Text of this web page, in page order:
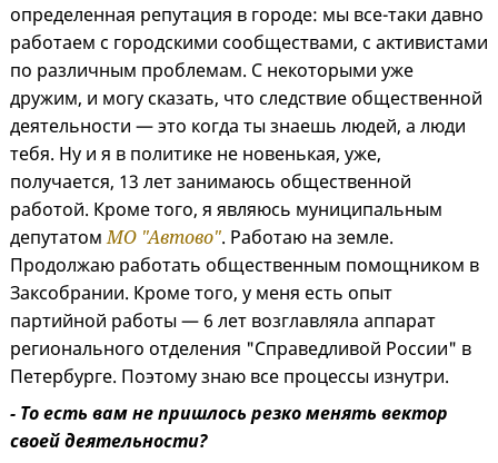
определенная репутация в городе: мы все-таки давно
работаем с городскими сообществами, с активистами
по различным проблемам. С некоторыми уже
дружим, и могу сказать, что следствие общественной
деятельности — это когда ты знаешь людей, а люди
тебя. Ну и я в политике не новенькая, уже,
получается, 13 лет занимаюсь общественной
работой. Кроме того, я являюсь муниципальным
депутатомМО "Автово". Работаю на земле.
Продолжаю работать общественным помощником в
Заксобрании. Кроме того, у меня есть опыт
партийной работы — 6 лет возглавляла аппарат
регионального отделения "Справедливой России" в
Петербурге. Поэтому знаю все процессы изнутри.
- То есть вам не пришлось резко менять вектор
своей деятельности?